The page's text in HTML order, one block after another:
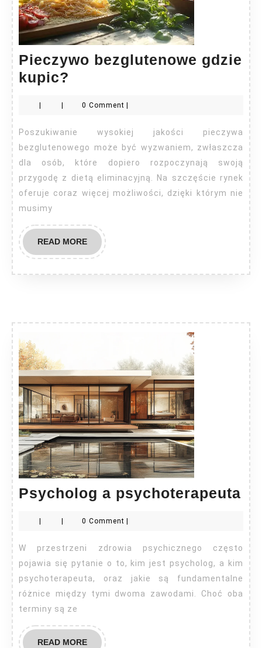
Pieczywo bezglutenowe gdzie
kupic?
gdzie
kupic?
| | 0 Comment |
Poszukiwanie wysokiej jakości pieczywa
bezglutenowego może być wyzwaniem, zwłaszcza
dla osób, które dopiero rozpoczynają swoją
przygodę z dietą eliminacyjną. Na szczęście rynek
oferuje coraz więcej możliwości, dzięki którym nie
musimy
READ MOREREAD
MORE
Psycholog a psychoterapeuta
0 Comment
W przestrzeni zdrowia psychicznego często
pojawia się pytanie o to, kim jest psycholog, a kim
psychoterapeuta, oraz jakie są fundamentalne
różnice między tymi dwoma zawodami. Choć oba
terminy są ze
READ MOREREAD